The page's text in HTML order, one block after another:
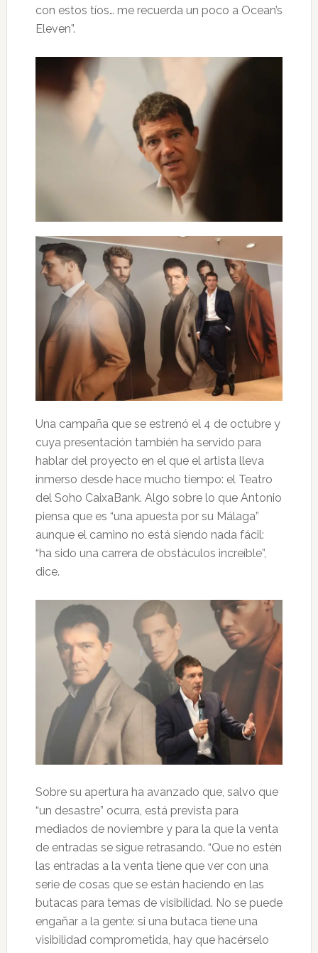
con estos tíos… me recuerda un poco a Ocean’s
Eleven”.
Una campaña que se estrenó el 4 de octubre y
cuya presentación también ha servido para
hablar del proyecto en el que el artista lleva
inmerso desde hace mucho tiempo: el Teatro
del Soho CaixaBank. Algo sobre lo que Antonio
piensa que es “una apuesta por su Málaga”
aunque el camino no está siendo nada fácil:
“ha sido una carrera de obstáculos increíble”,
dice.
Sobre su apertura ha avanzado que, salvo que
“un desastre” ocurra, está prevista para
mediados de noviembre y para la que la venta
de entradas se sigue retrasando. “Que no estén
las entradas a la venta tiene que ver con una
serie de cosas que se están haciendo en las
butacas para temas de visibilidad. No se puede
engañar a la gente: si una butaca tiene una
visibilidad comprometida, hay que hacérselo